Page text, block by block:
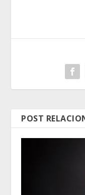
POST